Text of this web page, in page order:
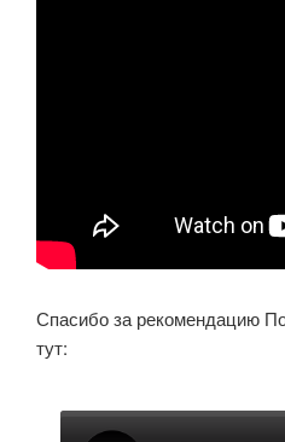
Спасибо за рекомендацию
тут: